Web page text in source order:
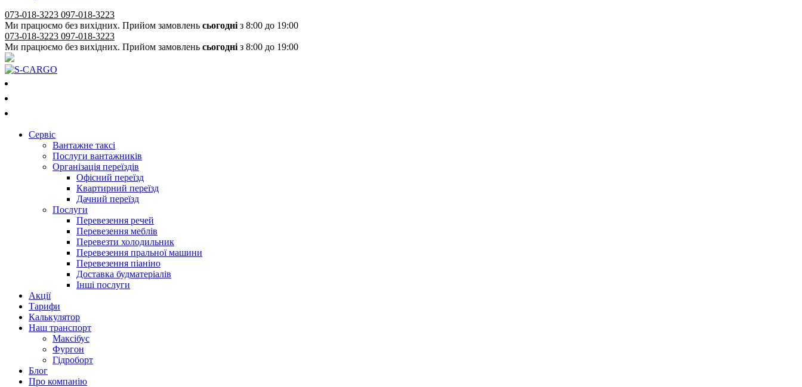
073-018-3223 097-018-3223
Ми працюємо без вихідних. Прийом замовлень сьогодні з 8:00 до 19:00
073-018-3223 097-018-3223
Ми працюємо без вихідних. Прийом замовлень сьогодні з 8:00 до 19:00
Сервiс
Вантажне таксі
Послуги вантажників
Організація переїздів
Офісний переїзд
Квартирний переїзд
Дачний переїзд
Послуги
Перевезення речей
Перевезення меблів
Перевезти холодильник
Перевезення пральної машини
Перевезення піаніно
Доставка будматеріалів
Інші послуги
Акції
Тарифи
Калькулятор
Наш транспорт
Максібус
Фургон
Гідроборт
Блог
Про компанію